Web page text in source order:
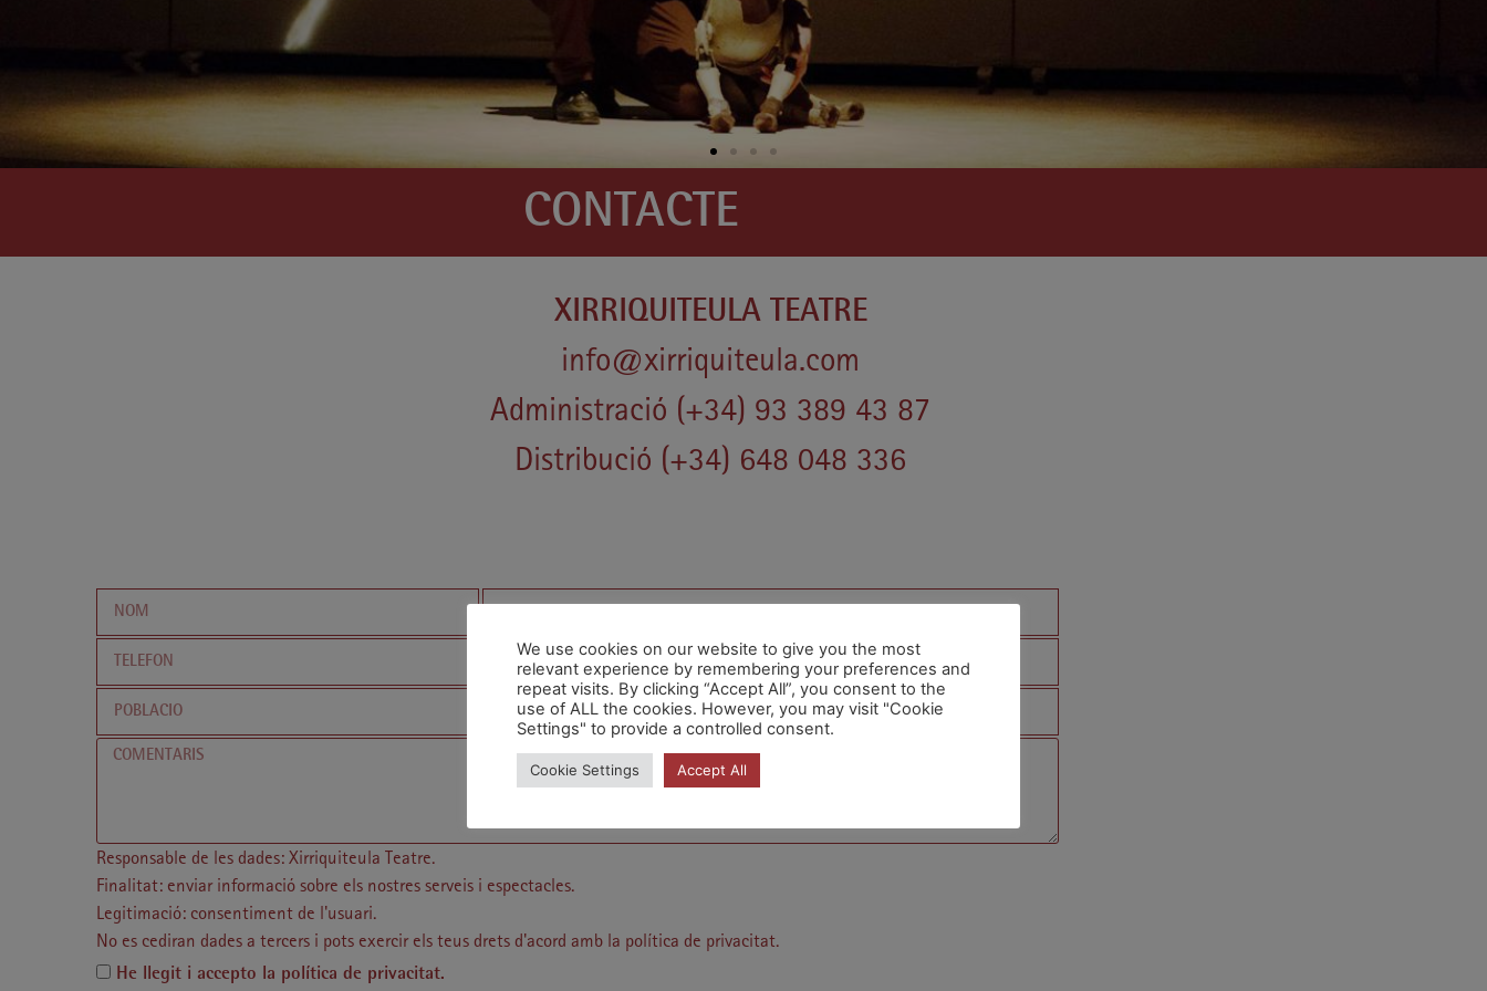
CONTACTE
XIRRIQUITEULA TEATRE
info@xirriquiteula.com
Administració (+34) 93 389 43 87
Distribució (+34) 648 048 336
Responsable de les dades: Xirriquiteula Teatre.
Finalitat: enviar informació sobre els nostres serveis i espectacles.
Legitimació: consentiment de l'usuari.
No es cediran dades a tercers i pots exercir els teus drets d'acord amb la política de privacitat.
He llegit i accepto la política de privacitat.
We use cookies on our website to give you the most
relevant experience by remembering your preferences and
repeat visits. By clicking “Accept All”, you consent to the
use of ALL the cookies. However, you may visit "Cookie
Settings" to provide a controlled consent.
Cookie Settings Accept All